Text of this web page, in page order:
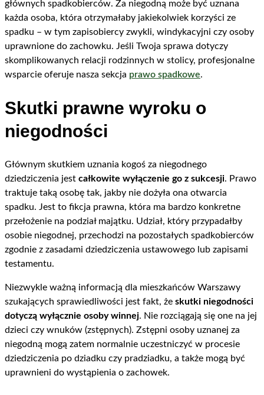
głównych spadkobierców. Za niegodną może być uznana
każda osoba, która otrzymałaby jakiekolwiek korzyści ze
spadku – w tym zapisobiercy zwykli, windykacyjni czy osoby
uprawnione do zachowku. Jeśli Twoja sprawa dotyczy
skomplikowanych relacji rodzinnych w stolicy, profesjonalne
wsparcie oferuje nasza sekcja prawo spadkowe.
Skutki prawne wyroku o
niegodności
Głównym skutkiem uznania kogoś za niegodnego
dziedziczenia jest całkowite wyłączenie go z sukcesji. Prawo
traktuje taką osobę tak, jakby nie dożyła ona otwarcia
spadku. Jest to fikcja prawna, która ma bardzo konkretne
przełożenie na podział majątku. Udział, który przypadałby
osobie niegodnej, przechodzi na pozostałych spadkobierców
zgodnie z zasadami dziedziczenia ustawowego lub zapisami
testamentu.
Niezwykle ważną informacją dla mieszkańców Warszawy
szukających sprawiedliwości jest fakt, że skutki niegodności
dotyczą wyłącznie osoby winnej. Nie rozciągają się one na jej
dzieci czy wnuków (zstępnych). Zstępni osoby uznanej za
niegodną mogą zatem normalnie uczestniczyć w procesie
dziedziczenia po dziadku czy pradziadku, a także mogą być
uprawnieni do wystąpienia o zachowek.